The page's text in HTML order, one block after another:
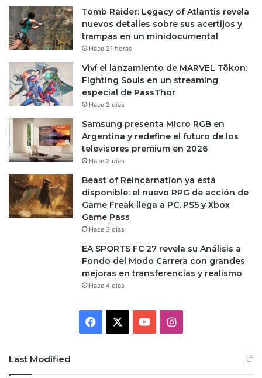
Tomb Raider: Legacy of Atlantis revela
nuevos detalles sobre sus acertijos y
trampas en un minidocumental
Hace 21 horas
Viví el lanzamiento de MARVEL Tōkon:
Fighting Souls en un streaming
especial de PassThor
Hace 2 días
Samsung presenta Micro RGB en
Argentina y redefine el futuro de los
televisores premium en 2026
Hace 2 días
Beast of Reincarnation ya está
disponible: el nuevo RPG de acción de
Game Freak llega a PC, PS5 y Xbox
Game Pass
Hace 3 días
EA SPORTS FC 27 revela su Análisis a
Fondo del Modo Carrera con grandes
mejoras en transferencias y realismo
Hace 4 días
Facebook YouTubeInstagram
Last Modified